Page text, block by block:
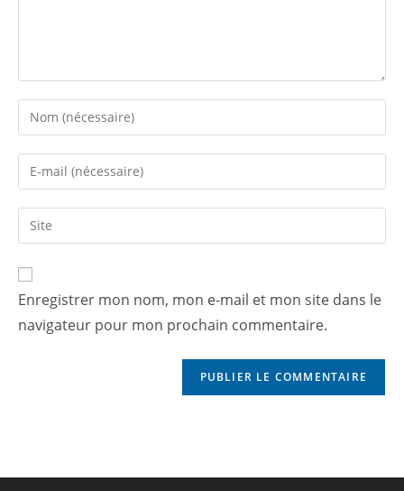
Enregistrer mon nom, mon e-mail et mon site dans le
navigateur pour mon prochain commentaire.